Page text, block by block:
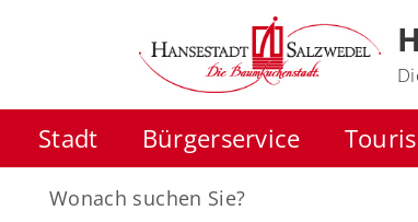
Stadt Bürgerservice